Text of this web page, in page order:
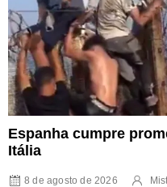
Espanha cumpre
Itália
8 de agosto de 2026